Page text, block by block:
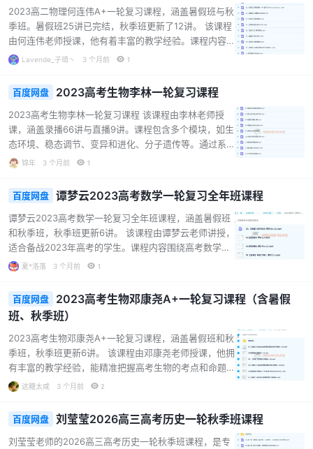
解、主题写作等，让学生能够与老师实时互动，及时解
决学习中遇到的问题。对于高二学生来说，这是一套非
常实用的语文复习课程。...
2023高二物理何连伟A+一轮复习课程，涵盖暑假班与秋
季班。暑假班25讲已完结，秋季班更新了12讲。 该课程
由何连伟老师授课，他有着丰富的教学经验。课程内容
围绕高二物理知识点展开，全面且系统地进行一轮复
详细讲解和大量题型精练，帮助学生巩固知识。例如，
在电场部分，深入剖析电荷、库仑定律与电场强度等概
念，让学生清晰理解物理原理。 秋季班则进一步深化知
识，如带电粒子在磁场中的运动等内容。课程还配备了
丰富的资料，包括课堂笔记、大招秘籍、精选试卷等，
为学生提供全方位的学习支持。无论是基础加油包，还
适合高二学生…...
Lavende_子琦丶 3 个月前 1
百度网盘 2023高考生物李林一轮复习课程
2023高考生物李林一轮复习课程 该课程由李林老师授
课，涵盖录播66讲与直播9讲。课程包含多个模块，如生
态环境、稳态调节、变异和进化、分子遗传等。通过系
统的讲解和刷题练习，帮助学生巩固生物知识，提升解
他们在高考生物科目中取得更好的成绩。...
锦年 3 个月前 1
百度网盘 谭梦云2023高考数学一轮复习全年班课程
谭梦云2023高考数学一轮复习全年班课程，涵盖暑假班
和秋季班，秋季班更新6讲。 该课程由谭梦云老师讲授，
适合备战2023年高考的学生。课程内容围绕高考数学知
识点展开，进行系统的一轮复习。老师会对各章节的重
帮助学生巩固知识、提升解题能力。课程的特色在于注
重基础，将复杂的数学知识拆解成易于理解的部分，让
学生逐步掌握。同时，配备的课堂笔记也能辅助学生更
好地理解和复习课程内容。...
夏*洛落 3 个月前 1
百度网盘
2023高考生物邓康尧A+一轮复习课程（含暑假
班、秋季班）
2023高考生物邓康尧A+一轮复习课程，涵盖暑假班和秋
季班，秋季班更新6讲。 该课程由邓康尧老师授课，他拥
有丰富的教学经验，能精准把握高考生物的考点和命题
趋势。课程内容丰富，包括生物福利资料，如选必判
知识体系。 课程视频包含学习规划、期末复习、题型讲
解、细胞分裂、遗传物质探究等多个方面，通过多维度
比较有丝减数分裂过程等方式，让学生深入理解生物知
这糖太咸 3 个月前 2
百度网盘 刘莹莹2026高三高考历史一轮秋季班课程
刘莹莹老师的2026高三高考历史一轮秋季班课程，是专